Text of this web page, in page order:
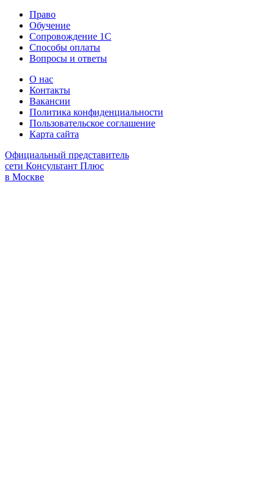
Право
Обучение
Сопровождение 1С
Способы оплаты
Вопросы и ответы
О нас
Контакты
Вакансии
Политика конфиденциальности
Пользовательское соглашение
Карта сайта
Официальный представитель
сети Консультант Плюс
в Москве